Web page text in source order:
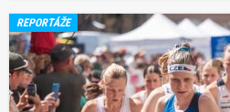
REPORTÁŽE